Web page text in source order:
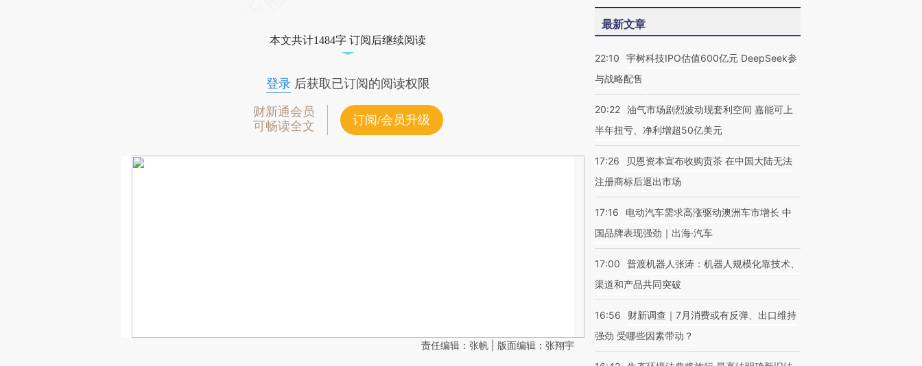
本文共计1484字 订阅后继续阅读
登录后获取已订阅的阅读权限
财新通会员
可畅读全文
订阅/会员升级
责任编辑：张帆 | 版面编辑：张翔宇
最新文章
22:10
宇树科技IPO估值600亿元 DeepSeek参
与战略配售
20:22 油气市场剧烈波动现套利空间 嘉能可上
半年扭亏、净利增超50亿美元
17:26
贝恩资本宣布收购贡茶 在中国大陆无法
注册商标后退出市场
17:16
电动汽车需求高涨驱动澳洲车市增长 中
国品牌表现强劲｜出海·汽车
17:00
普渡机器人张涛：机器人规模化靠技术、
渠道和产品共同突破
16:56
财新调查｜7月消费或有反弹、出口维持
强劲 受哪些因素带动？